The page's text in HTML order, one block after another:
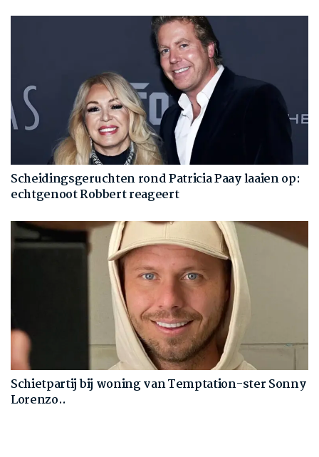
Scheidingsgeruchten rond Patricia Paay laaien op:
echtgenoot Robbert reageert
Schietpartij bij woning van Temptation-ster Sonny
Lorenzo..